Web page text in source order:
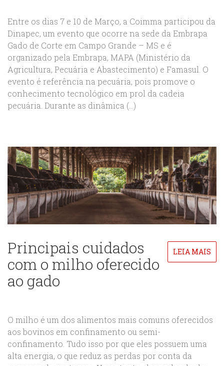
Entre os dias 7 e 10 de Março, a Coimma participou da
Dinapec, um evento que ocorre na sede da Embrapa
Gado de Corte em Campo Grande – MS e é
organizado pela Embrapa, MAPA (Ministério da
Agricultura, Pecuária e Abastecimento) e Famasul. O
evento é referência na pecuária, pois promove o
conhecimento tecnológico em prol da cadeia
pecuária. Durante as dinâmica (...)
Principais cuidados
com o milho oferecido
ao gado
LEIA MAIS
O milho é um dos alimentos mais comuns oferecidos
aos bovinos em confinamento ou semi-
confinamento. Tudo isso por que eles possuem uma
alta energia, o que reduz as perdas por conta da